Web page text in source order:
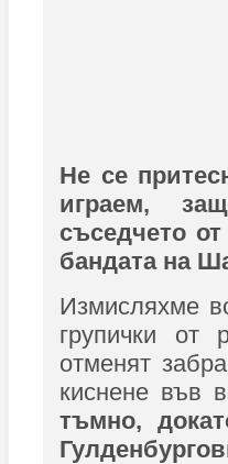
Не се
играем,
съседчето
бандата на
Измисляхме
групички
отменят
киснене във
тъмно,